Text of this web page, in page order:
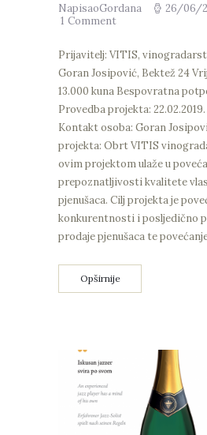
NapisaoGordana
26/06/
1 Comment
Prijavitelj: VITIS,
Goran Josipović, Bektež 24
13.000 kuna Bespovratna
Provedba projekta: 22.02.2019.
Kontakt osoba: Goran
projekta: Obrt VITIS
ovim projektom ulaže u
prepoznatljivosti kvalitete
pjenušaca. Cilj projekta je
konkurentnosti i posljedično
prodaje pjenušaca te
Opširnije